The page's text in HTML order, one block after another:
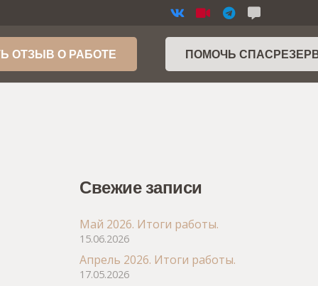
ОТЗЫВ О РАБОТЕ ПОМОЧЬ
Свежие записи
Май 2026. Итоги работы.
15.06.2026
Апрель 2026. Итоги работы.
17.05.2026